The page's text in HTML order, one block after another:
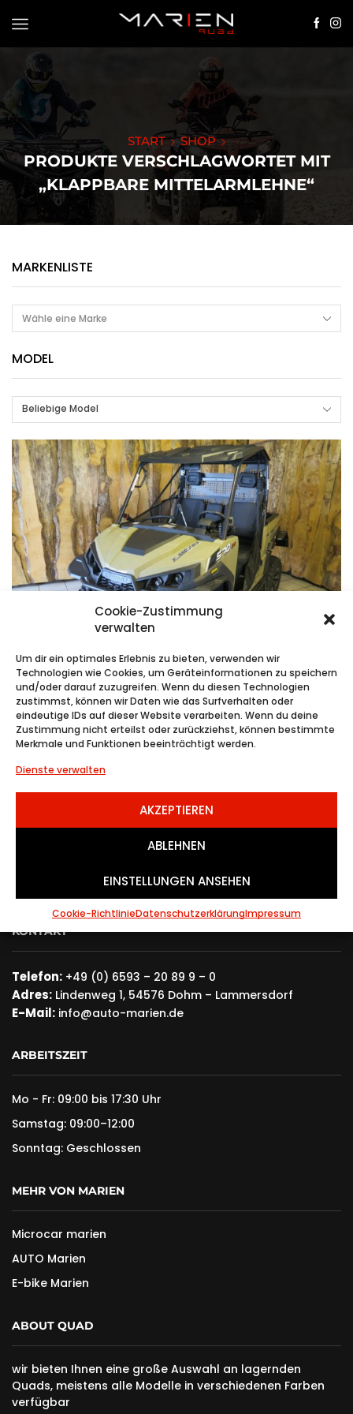
Cookie-Zustimmung
verwalten
Um dir ein optimales Erlebnis zu bieten, verwenden wir
Technologien wie Cookies, um Geräteinformationen zu speichern
und/oder darauf zuzugreifen. Wenn du diesen Technologien
zustimmst, können wir Daten wie das Surfverhalten oder
eindeutige IDs auf dieser Website verarbeiten. Wenn du deine
Zustimmung nicht erteilst oder zurückziehst, können bestimmte
Merkmale und Funktionen beeinträchtigt werden.
Dienste verwalten
AKZEPTIEREN
ABLEHNEN
EINSTELLUNGEN ANSEHEN
Cookie-RichtlinieDatenschutzerklärungImpressum
START SHOP
PRODUKTE VERSCHLAGWORTET MIT
„KLAPPBARE MITTELARMLEHNE“
MARKENLISTE
MODEL
Beliebige Model
LINHAI LM 570 SERVOL...
11,690.00€
BENZIN AUTOMATIK 28 KW (38PS)
KONTAKT
Telefon: +49 (0) 6593 – 20 89 9 – 0
Adres: Lindenweg 1, 54576 Dohm – Lammersdorf
E-Mail: info@auto-marien.de
ARBEITSZEIT
Mo - Fr: 09:00 bis 17:30 Uhr
Samstag: 09:00–12:00
Sonntag: Geschlossen
MEHR VON MARIEN
Microcar marien
AUTO Marien
E-bike Marien
ABOUT QUAD
wir bieten Ihnen eine große Auswahl an lagernden
Quads, meistens alle Modelle in verschiedenen Farben
verfügbar